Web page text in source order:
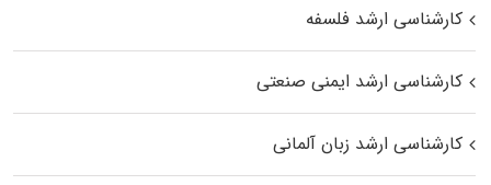
کارشناسی ارشد فلسفه
کارشناسی ارشد ایمنی صنعتی
کارشناسی ارشد زبان آلمانی